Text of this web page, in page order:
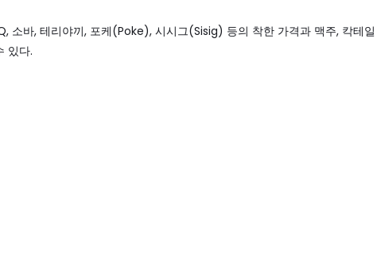
소바, 테리야끼, 포케(Poke), 시시그(Sisig) 등의 착한 가격과 맥주, 칵테일
있다.